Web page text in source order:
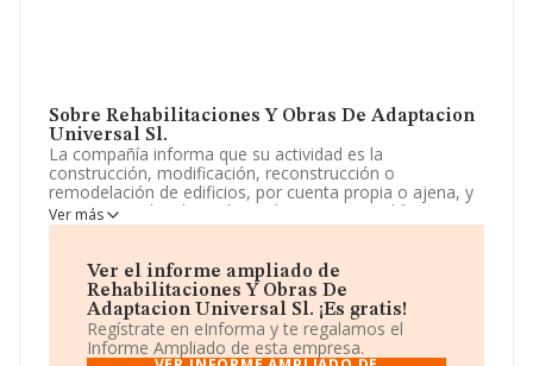
Sobre Rehabilitaciones Y Obras De Adaptacion
Universal Sl.
La compañía informa que su actividad es la
construcción, modificación, reconstrucción o
remodelación de edificios, por cuenta propia o ajena, y
su venta por locales independientes o por edificios
completos. la compra, venta, explotación directa o en
promoción y venta de todo tipo de edificaci. La empresa
aparece inscrita en el Registro Mercantil como Sociedad
Limitada. Tiene CNAE: 4101 - '%cnae%'. La sociedad no
tiene actividad en mercados exteriores.
Ver más
Ver el informe ampliado de
Rehabilitaciones Y Obras De
Adaptacion Universal Sl. ¡Es gratis!
Regístrate en eInforma y te regalamos el
Informe Ampliado de esta empresa.